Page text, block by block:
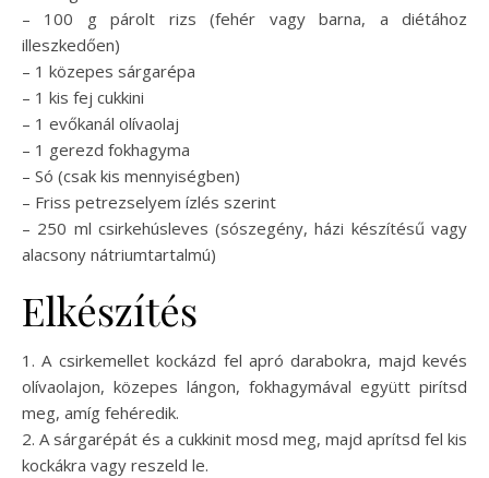
– 100 g párolt rizs (fehér vagy barna, a diétához
illeszkedően)
– 1 közepes sárgarépa
– 1 kis fej cukkini
– 1 evőkanál olívaolaj
– 1 gerezd fokhagyma
– Só (csak kis mennyiségben)
– Friss petrezselyem ízlés szerint
– 250 ml csirkehúsleves (sószegény, házi készítésű vagy
alacsony nátriumtartalmú)
Elkészítés
1. A csirkemellet kockázd fel apró darabokra, majd kevés
olívaolajon, közepes lángon, fokhagymával együtt pirítsd
meg, amíg fehéredik.
2. A sárgarépát és a cukkinit mosd meg, majd aprítsd fel kis
kockákra vagy reszeld le.